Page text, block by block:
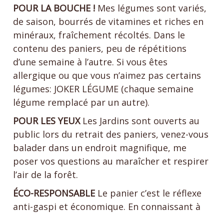
POUR LA BOUCHE ! Mes légumes sont variés,
de saison, bourrés de vitamines et riches en
minéraux, fraîchement récoltés. Dans le
contenu des paniers, peu de répétitions
d’une semaine à l’autre. Si vous êtes
allergique ou que vous n’aimez pas certains
légumes: JOKER LÉGUME (chaque semaine
légume remplacé par un autre).
POUR LES YEUXLes Jardins sont ouverts au
public lors du retrait des paniers, venez-vous
balader dans un endroit magnifique, me
poser vos questions au maraîcher et respirer
l’air de la forêt.
ÉCO-RESPONSABLE Le panier c’est le réflexe
anti-gaspi et économique. En connaissant à